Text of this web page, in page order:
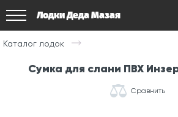
Лодки Деда Мазая
Каталог лодок
Сумка для слани ПВХ
Сравнить